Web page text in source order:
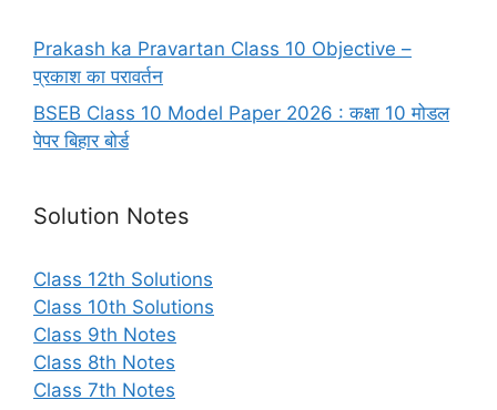
Prakash ka Pravartan Class 10 Objective –
प्रकाश का परावर्तन
BSEB Class 10 Model Paper 2026 : कक्षा 10 मोडल
पेपर बिहार बोर्ड
Solution Notes
Class 12th Solutions
Class 10th Solutions
Class 9th Notes
Class 8th Notes
Class 7th Notes